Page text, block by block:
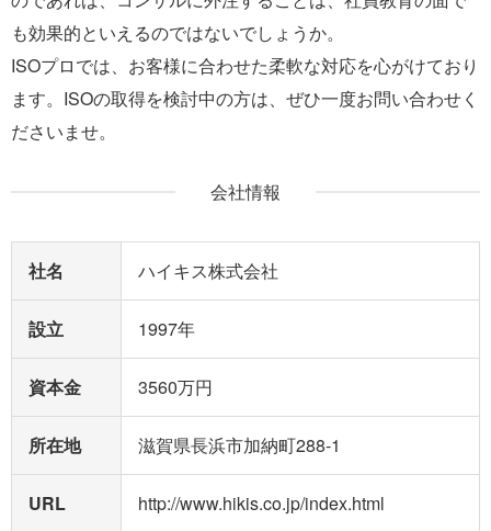
も効果的といえるのではないでしょうか。
ISOプロでは、お客様に合わせた柔軟な対応を心がけており
ます。ISOの取得を検討中の方は、ぜひ一度お問い合わせく
ださいませ。
会社情報
社名 ハイキス株式会社
設立 1997年
資本金 3560万円
所在地 滋賀県長浜市加納町288-1
URL http://www.hikis.co.jp/index.html